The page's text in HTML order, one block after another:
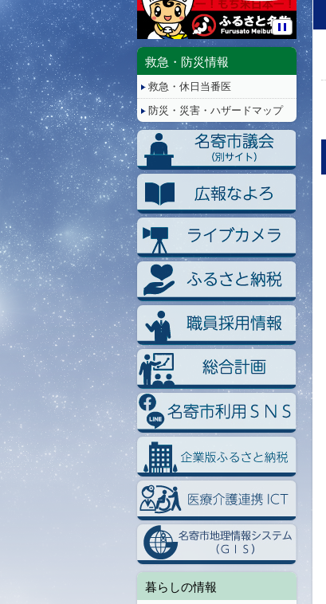
停
再
救急・防災情報
救急・休日当番医
防災・災害・ハザードマップ
暮らしの情報